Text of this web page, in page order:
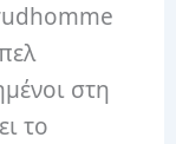
στη
το